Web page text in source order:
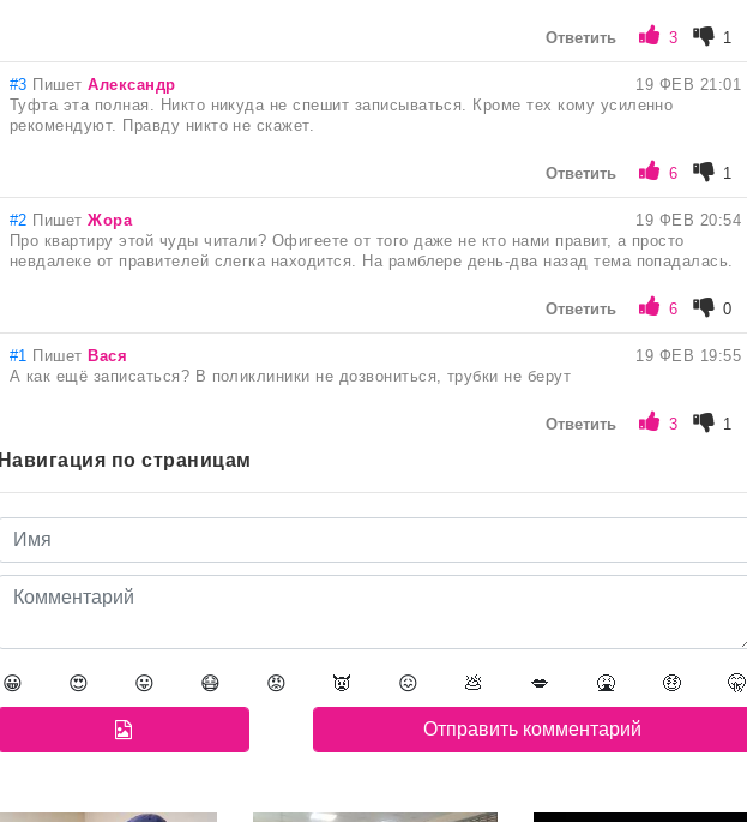
Ответить 3 1
#3 ПишетАлександр
19 ФЕВ 21:01
Туфта эта полная. Никто никуда не спешит записываться. Кроме тех кому усиленно
рекомендуют. Правду никто не скажет.
Ответить 6 1
#2 ПишетЖора
19 ФЕВ 20:54
Про квартиру этой чуды читали? Офигеете от того даже не кто нами правит, а просто
невдалеке от правителей слегка находится. На рамблере день-два назад тема попадалась.
Ответить 6 0
#1 Пишет Вася
19 ФЕВ 19:55
А как ещё записаться? В поликлиники не дозвониться, трубки не берут
Ответить 3 1
Навигация по страницам
😀 😍 😛 😷 😡 👿 😖 💩 💋 🤮 🤑 🤫